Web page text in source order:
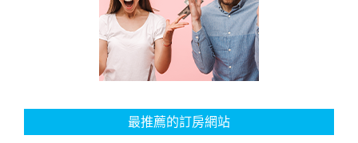
最推薦的訂房網站